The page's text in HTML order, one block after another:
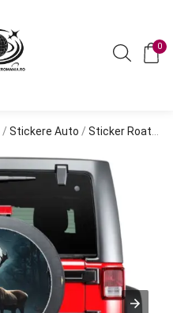
0
/ Stickere Auto / Sticker Roata de Rezerva